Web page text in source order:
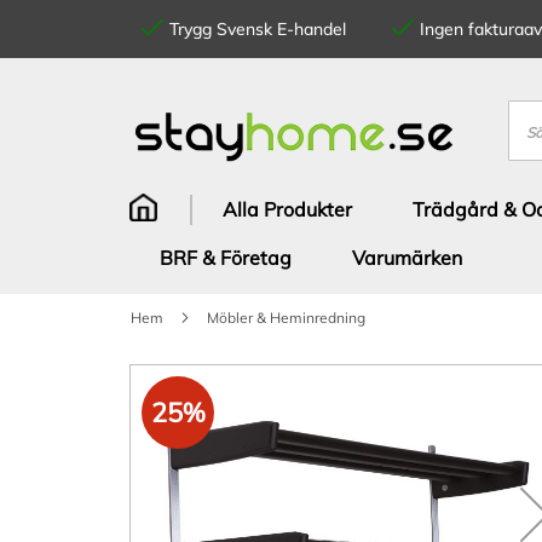
Trygg Svensk E-handel Ingen
innehållet
Sök
Alla Produkter Trädgård &
BRF & Företag
Varumärken
Hem Möbler & Heminredning
Hoppa
till
slutet
bildgalleriet
25%